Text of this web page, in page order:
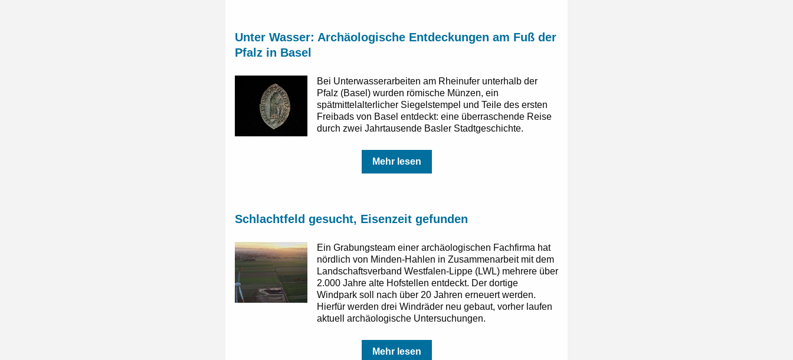
Unter Wasser: Archäologische Entdeckungen am Fuß der
Pfalz in Basel
Bei Unterwasserarbeiten am Rheinufer unterhalb der
Pfalz (Basel) wurden römische Münzen, ein
spätmittelalterlicher Siegelstempel und Teile des ersten
Freibads von Basel entdeckt: eine überraschende Reise
durch zwei Jahrtausende Basler Stadtgeschichte.
Mehr lesen
Schlachtfeld gesucht, Eisenzeit gefunden
Ein Grabungsteam einer archäologischen Fachfirma hat
nördlich von Minden-Hahlen in Zusammenarbeit mit dem
Landschaftsverband Westfalen-Lippe (LWL) mehrere über
2.000 Jahre alte Hofstellen entdeckt. Der dortige
Windpark soll nach über 20 Jahren erneuert werden.
Hierfür werden drei Windräder neu gebaut, vorher laufen
aktuell archäologische Untersuchungen.
Mehr lesen